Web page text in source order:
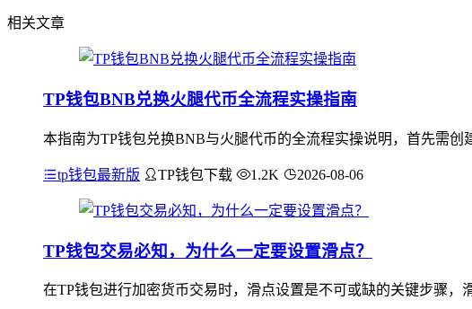
相关文章
TP钱包BNB兑换火腿代币全流程实操指南
本指南为TP钱包兑换BNB与火腿代币的全流程实操说明，首先需
tp钱包最新版 TP钱包下载 1.2K 2026-08-06
TP钱包交易必知，为什么一定要设置滑点？
在TP钱包进行加密货币交易时，滑点设置是不可或缺的关键步骤